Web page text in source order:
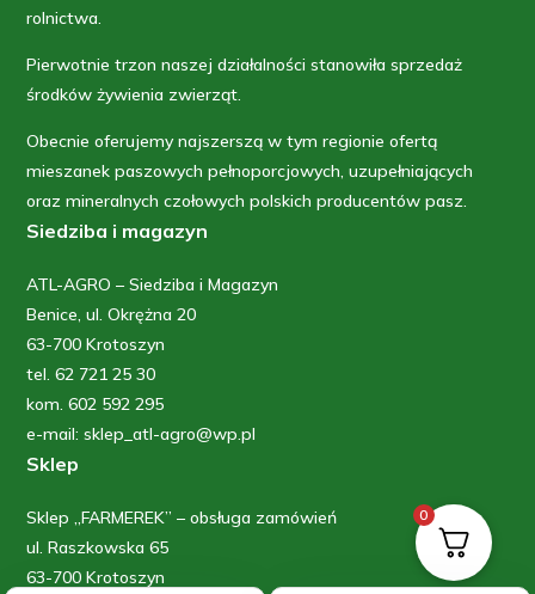
rolnictwa.
Pierwotnie trzon naszej działalności stanowiła sprzedaż
środków żywienia zwierząt.
Obecnie oferujemy najszerszą w tym regionie ofertą
mieszanek paszowych pełnoporcjowych, uzupełniających
oraz mineralnych czołowych polskich producentów pasz.
Siedziba i magazyn
ATL-AGRO – Siedziba i Magazyn
Benice, ul. Okrężna 20
63-700 Krotoszyn
tel. 62 721 25 30
kom. 602 592 295
e-mail: sklep_atl-agro@wp.pl
Sklep
Sklep „FARMEREK” – obsługa zamówień
ul. Raszkowska 65
63-700 Krotoszyn
0